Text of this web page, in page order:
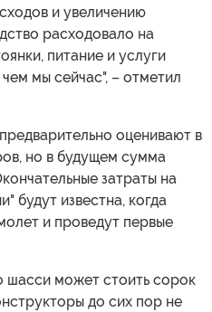
и увеличению
расходовало на
питание и услуги
мы сейчас", – отметил
оценивают в
но в будущем сумма
затраты на
будут известна, когда
и проведут первые
шасси может стоить сорок
до сих пор не